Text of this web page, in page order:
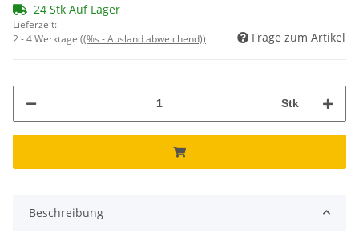
24 Stk Auf Lager
Lieferzeit:
2 - 4 Werktage ((%s - Ausland abweichend)) Frage zum Artikel
Stk
Beschreibung